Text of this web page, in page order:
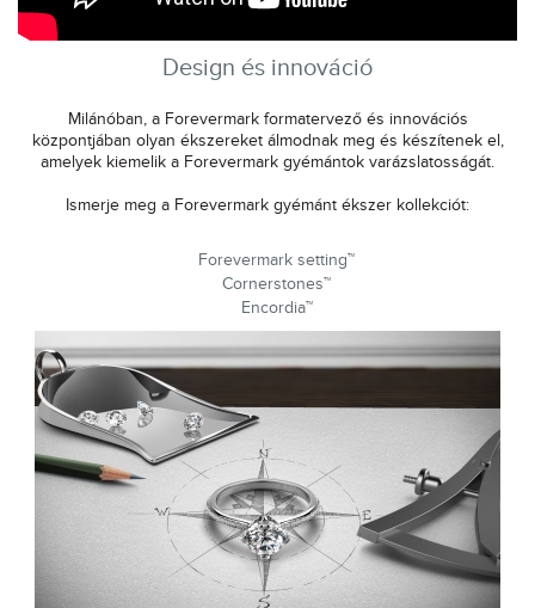
Design és innováció
Milánóban, a Forevermark formatervező és innovációs
központjában olyan ékszereket álmodnak meg és készítenek el,
amelyek kiemelik a Forevermark gyémántok varázslatosságát.
Ismerje meg a Forevermark gyémánt ékszer kollekciót:
Forevermark setting™
Cornerstones™
Encordia™